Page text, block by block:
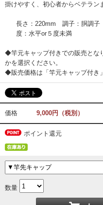
掛けやすく、初心者からベテラン
長さ：220mm 調子：胴調
度：水平or５度未満
◆竿元キャップ付きでの販売とな
かを選択ください。
◆販売価格は「竿元キャップ付き
価格 9,000円（税別）
ポイント還元
数量